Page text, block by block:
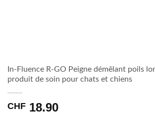
In​-​Fluence R​-​GO Peigne démêlant poils
produit de soin pour chats et chiens
CHF 18.90